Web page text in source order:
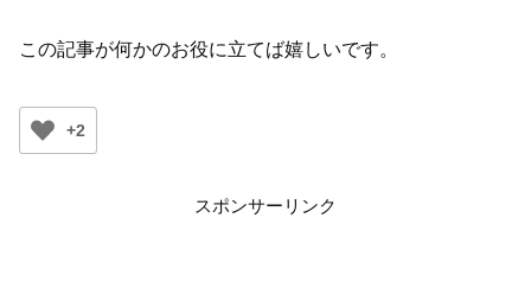
この記事が何かのお役に立てば嬉しいです。
+2
スポンサーリンク